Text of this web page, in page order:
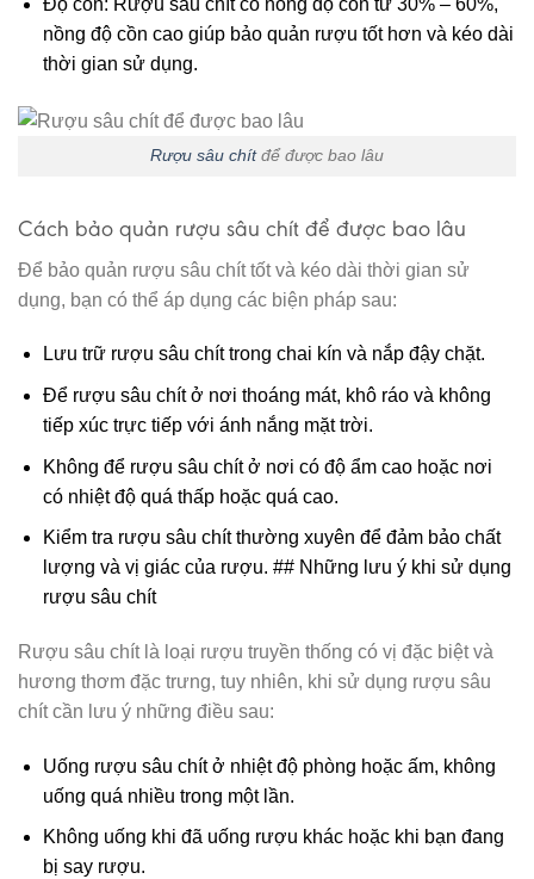
Độ cồn: Rượu sâu chít có nồng độ cồn từ 30% – 60%,
nồng độ cồn cao giúp bảo quản rượu tốt hơn và kéo dài
thời gian sử dụng.
Rượu sâu chítđể được bao lâu
Cách bảo quản rượu sâu chít để được bao lâu
Để bảo quản rượu sâu chít tốt và kéo dài thời gian sử
dụng, bạn có thể áp dụng các biện pháp sau:
Lưu trữ rượu sâu chít trong chai kín và nắp đậy chặt.
Để rượu sâu chít ở nơi thoáng mát, khô ráo và không
tiếp xúc trực tiếp với ánh nắng mặt trời.
Không để rượu sâu chít ở nơi có độ ẩm cao hoặc nơi
có nhiệt độ quá thấp hoặc quá cao.
Kiểm tra rượu sâu chít thường xuyên để đảm bảo chất
lượng và vị giác của rượu. ## Những lưu ý khi sử dụng
rượu sâu chít
Rượu sâu chít là loại rượu truyền thống có vị đặc biệt và
hương thơm đặc trưng, tuy nhiên, khi sử dụng rượu sâu
chít cần lưu ý những điều sau:
Uống rượu sâu chít ở nhiệt độ phòng hoặc ấm, không
uống quá nhiều trong một lần.
Không uống khi đã uống rượu khác hoặc khi bạn đang
bị say rượu.